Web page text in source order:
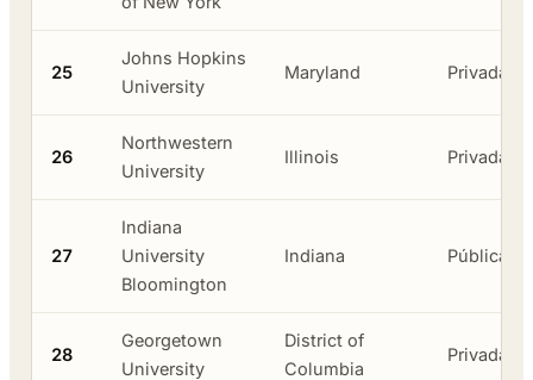
25
Johns Hopkins
University
Maryland Privada
26
Northwestern
University
Illinois Privada
27
Indiana
University
Bloomington
Indiana Pública
28
Georgetown
University
District of
Columbia
Privada